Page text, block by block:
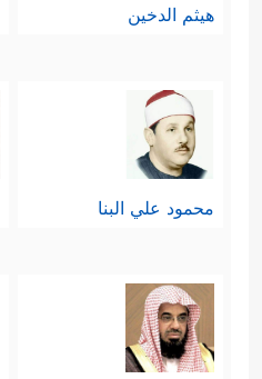
هيثم الدخين
محمود علي البنا